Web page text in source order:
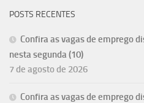
POSTS RECENTES
Confira as vagas de emprego
nesta segunda (10)
7 de agosto de 2026
Confira as vagas de emprego